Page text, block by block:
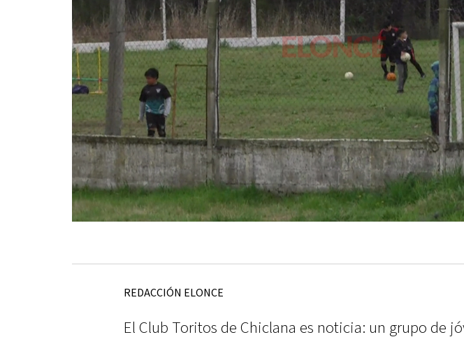
REDACCIÓN ELONCE
El Club Toritos de Chiclana es noticia: un grupo de